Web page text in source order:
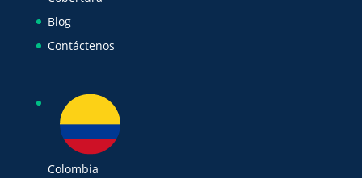
Blog
Contáctenos
Colombia